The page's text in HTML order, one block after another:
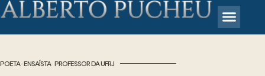
POETA · ENSAÍSTA · PROFESSOR DA UFRJ